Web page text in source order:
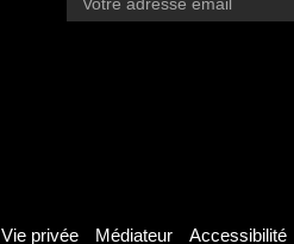
Vie privée Médiateur Accessibilité